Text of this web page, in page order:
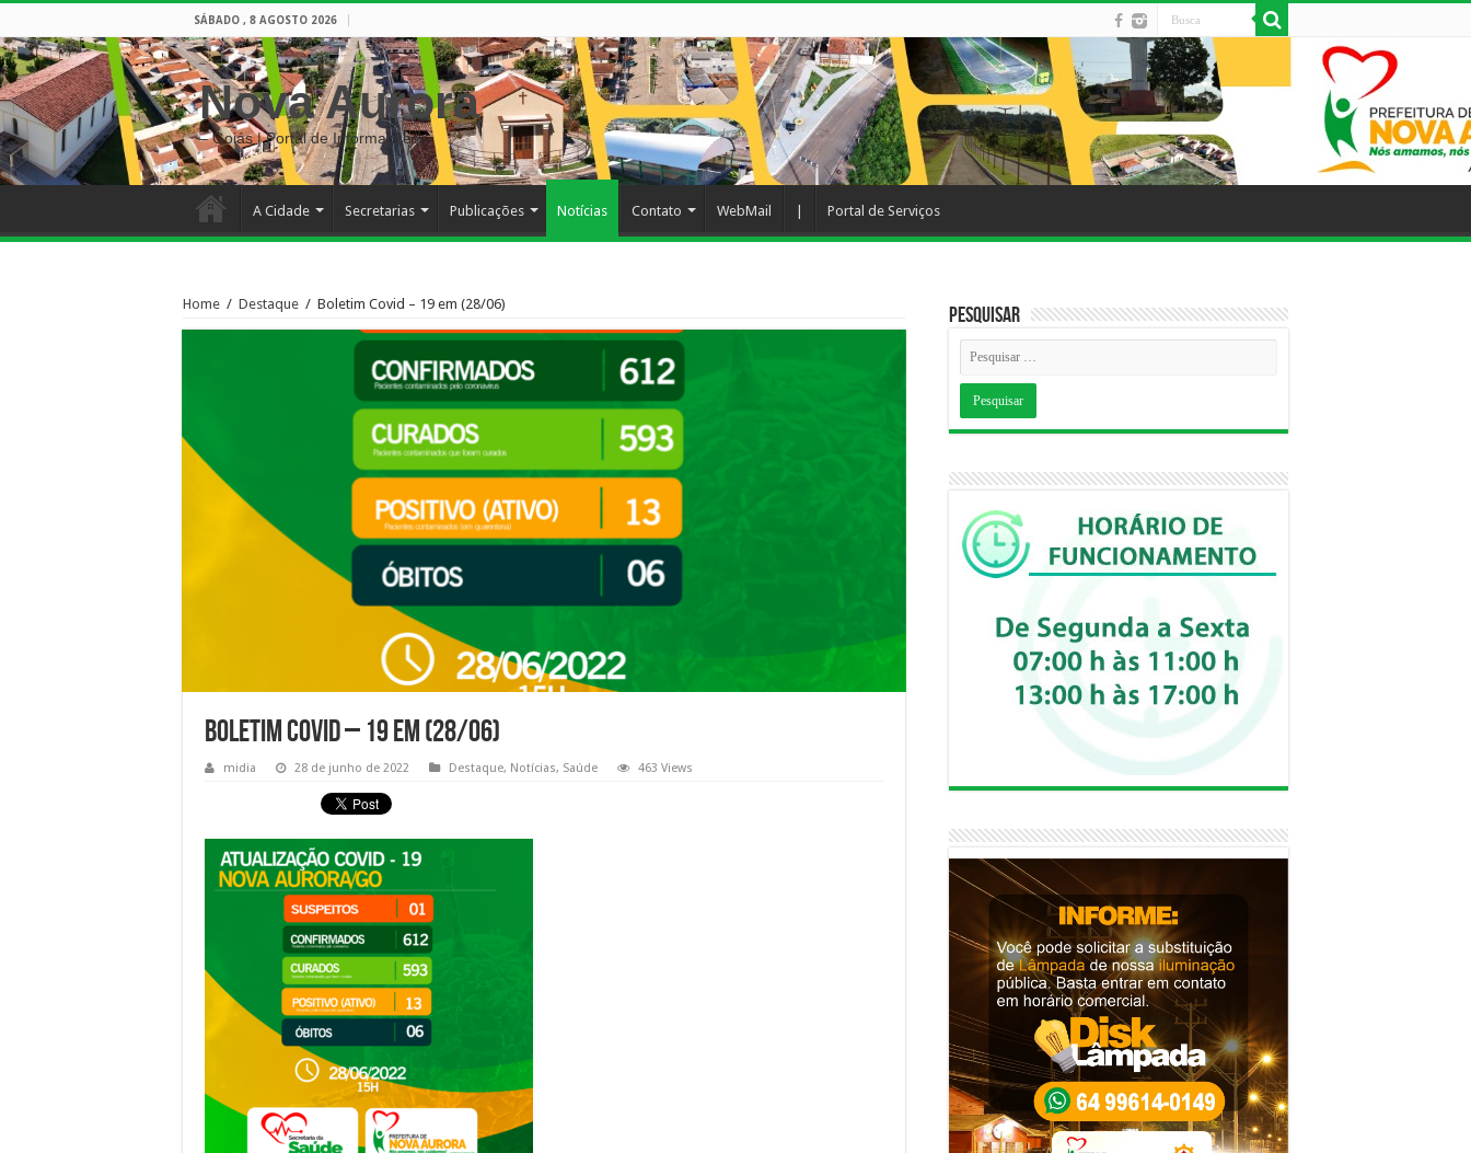
SÁBADO , 8 AGOSTO 2026
Nova Aurora
– Goiás | Portal de Informações
A Cidade Secretarias Publicações Notícias Contato WebMail Portal de Serviços
Home / Destaque / Boletim Covid – 19 em (28/06)
Boletim Covid – 19 em (28/06)
midia 28 de junho de 2022 Destaque, Notícias, Saúde 463 Views
Pesquisar